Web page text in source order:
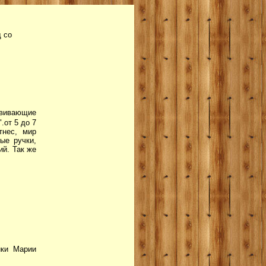
со
5 до 7
мир
ручки,
Так же
Марии